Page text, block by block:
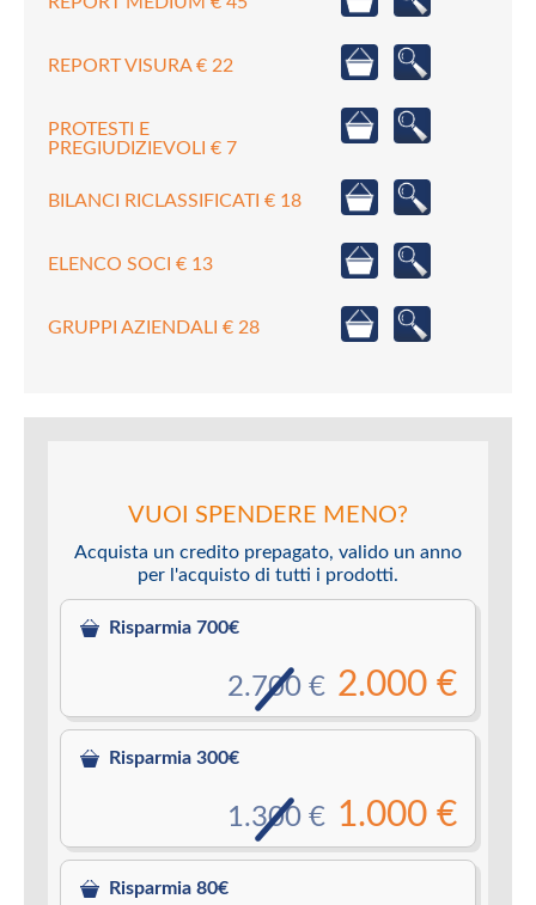
REPORT VISURA € 22
PROTESTI E
PREGIUDIZIEVOLI € 7
BILANCI RICLASSIFICATI € 18
ELENCO SOCI € 13
GRUPPI AZIENDALI € 28
VUOI SPENDERE MENO?
Acquista un credito prepagato, valido un anno
per l'acquisto di tutti i prodotti.
Risparmia 700€
2.000 €
2.700 €
Risparmia 300€
1.000 €
1.300 €
Risparmia 80€